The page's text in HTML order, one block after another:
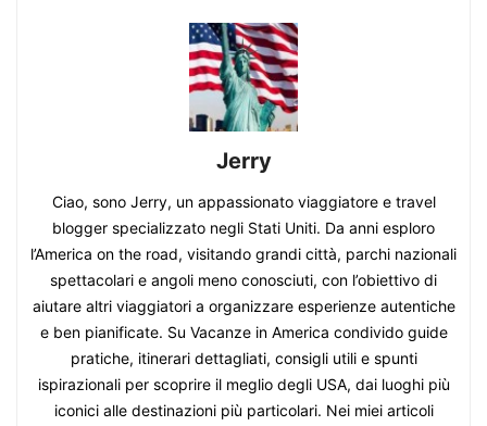
Jerry
Ciao, sono Jerry, un appassionato viaggiatore e travel
blogger specializzato negli Stati Uniti. Da anni esploro
l’America on the road, visitando grandi città, parchi nazionali
spettacolari e angoli meno conosciuti, con l’obiettivo di
aiutare altri viaggiatori a organizzare esperienze autentiche
e ben pianificate. Su Vacanze in America condivido guide
pratiche, itinerari dettagliati, consigli utili e spunti
ispirazionali per scoprire il meglio degli USA, dai luoghi più
iconici alle destinazioni più particolari. Nei miei articoli